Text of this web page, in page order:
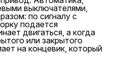
выключателями,
по сигналу с
подается
двигаться, а когда
или закрытого
на концевик, который